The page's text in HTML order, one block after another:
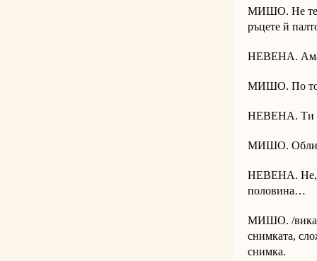
МИШО. Не те
ръцете й
НЕВЕНА. Ама
МИШО. По
НЕВЕНА. Ти
МИШО.
НЕВЕНА. Не,
половина…
МИШО. /вика/
снимката,
снимка.